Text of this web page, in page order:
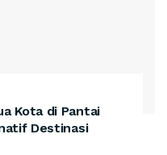
Kota di Pantai
Destinasi